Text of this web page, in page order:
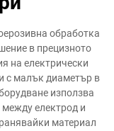
обработка
в прецизното
на електрически
с малък диаметър в
използва
електрод и
материал